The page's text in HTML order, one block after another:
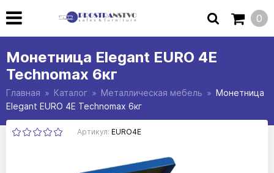
0
Монетница Elegant EURO 4E
Technomax 6кг
Главная Каталог Металлическая мебель
Монетница
Elegant EURO 4E Technomax 6кг
Артикул: EURO4E